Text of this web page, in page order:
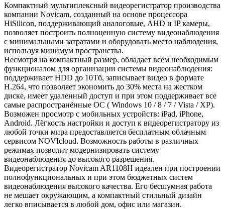
Компактный мультиплексный видеорегистратор производства
компании Novicam, созданный на основе процессора
HiSilicon, поддерживающий аналоговые, AHD и IP камеры,
позволяет построить полноценную систему видеонаблюдения
с минимальными затратами и оборудовать место наблюдения,
используя минимум пространства.
Несмотря на компактный размер, обладает всем необходимым
функционалом для организации системы видеонаблюдения:
поддерживает HDD до 10Тб, записывает видео в формате
H.264, что позволяет экономить до 30% места на жестком
диске, имеет удаленный доступ и при этом поддерживает все
самые распространённые ОС ( Windows 10 / 8 / 7 / Vista / XP).
Возможен просмотр с мобильных устройств: iPad, iPhone,
Android. Лёгкость настройки и доступ к видеорегистратору из
любой точки мира предоставляется бесплатным облачным
сервисом NOVIcloud. Возможность работы в различных
режимах позволит модернизировать систему
видеонаблюдения до высокого разрешения.
Видеорегистратор Novicam AR1108H идеален при построении
полнофункциональных и при этом бюджетных систем
видеонаблюдения высокого качества. Его бесшумная работа
не мешает окружающим, а компактный стильный дизайн
легко вписывается в любой дом, офис или магазин.